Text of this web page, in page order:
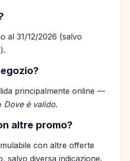
al 31/12/2026 (salvo
principalmente online —
Dove è valido.
altre promo?
con altre offerte
salvo diversa indicazione.